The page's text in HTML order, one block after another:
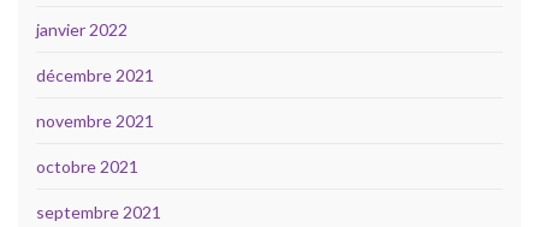
janvier 2022
décembre 2021
novembre 2021
octobre 2021
septembre 2021